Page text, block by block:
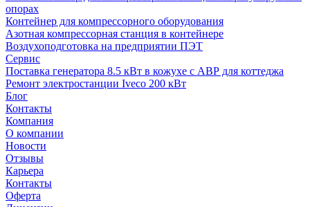
опорах
Контейнер для компрессорного оборудования
Азотная компрессорная станция в контейнере
Воздухоподготовка на предприятии ПЭТ
Сервис
Поставка генератора 8.5 кВт в кожухе с АВР для коттеджа
Ремонт электростанции Iveco 200 кВт
Блог
Контакты
Компания
О компании
Новости
Отзывы
Карьера
Контакты
Оферта